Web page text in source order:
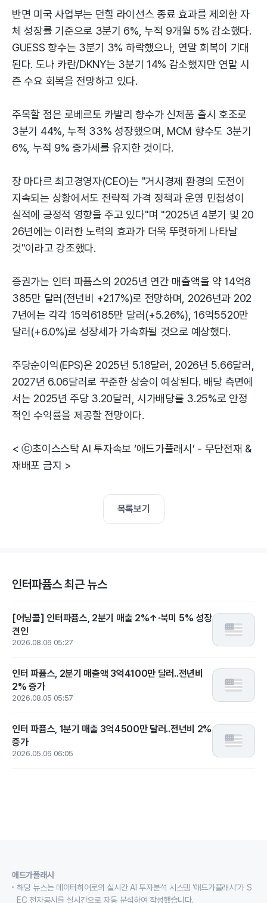
반면 미국 사업부는 던힐 라이선스 종료 효과를 제외한 자
체 성장률 기준으로 3분기 6%, 누적 9개월 5% 감소했다.
GUESS 향수는 3분기 3% 하락했으나, 연말 회복이 기대
된다. 도나 카란/DKNY는 3분기 14% 감소했지만 연말 시
즌 수요 회복을 전망하고 있다.
주목할 점은 로베르토 카발리 향수가 신제품 출시 호조로
3분기 44%, 누적 33% 성장했으며, MCM 향수도 3분기
6%, 누적 9% 증가세를 유지한 것이다.
장 마다르 최고경영자(CEO)는 "거시경제 환경의 도전이
지속되는 상황에서도 전략적 가격 정책과 운영 민첩성이
실적에 긍정적 영향을 주고 있다"며 "2025년 4분기 및 20
26년에는 이러한 노력의 효과가 더욱 뚜렷하게 나타날
것"이라고 강조했다.
증권가는 인터 파퓸스의 2025년 연간 매출액을 약 14억8
385만 달러(전년비 +2.17%)로 전망하며, 2026년과 202
7년에는 각각 15억6185만 달러(+5.26%), 16억5520만
달러(+6.0%)로 성장세가 가속화될 것으로 예상했다.
주당순이익(EPS)은 2025년 5.18달러, 2026년 5.66달러,
2027년 6.06달러로 꾸준한 상승이 예상된다. 배당 측면에
서는 2025년 주당 3.20달러, 시가배당률 3.25%로 안정
적인 수익률을 제공할 전망이다.
< ⓒ초이스스탁 AI 투자속보 ‘애드가플래시’ - 무단전재 &
재배포 금지 >
목록보기
인터파퓸스 최근 뉴스
[어닝콜] 인터파퓸스, 2분기 매출 2%↑·북미 5% 성장
견인
2026.08.06 05:27
인터 파퓸스, 2분기 매출액 3억4100만 달러..전년비
2% 증가
2026.08.05 05:57
인터 파퓸스, 1분기 매출 3억4500만 달러..전년비 2%
증가
2026.05.06 06:05
애드가플래시
해당 뉴스는 데이터히어로의 실시간 AI 투자분석 시스템 ‘애드가플래시’가 S
EC 전자공시를 실시간으로 자동 분석하여 작성했습니다.